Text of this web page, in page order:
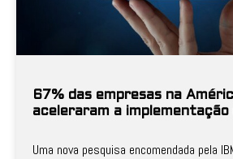
67% das empresas na
aceleraram a implementação
Uma nova pesquisa encomendada pela